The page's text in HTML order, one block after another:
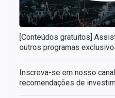
[Conteúdos gratuitos]
outros programas
Inscreva-se em nosso
recomendações de